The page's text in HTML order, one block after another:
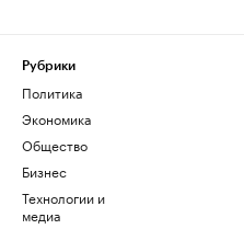
Рубрики
Политика
Экономика
Общество
Бизнес
Технологии и
медиа